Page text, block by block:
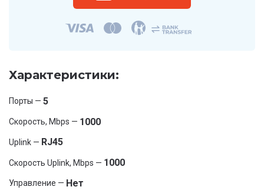
Характеристики:
Порты — 5
Скорость, Mbps — 1000
Uplink — RJ45
Скорость Uplink, Mbps — 1000
Управление — Нет